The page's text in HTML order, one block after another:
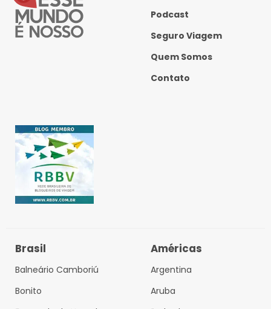
Podcast
Seguro Viagem
Quem Somos
Contato
Brasil
Balneário Camboriú
Bonito
Américas
Argentina
Aruba